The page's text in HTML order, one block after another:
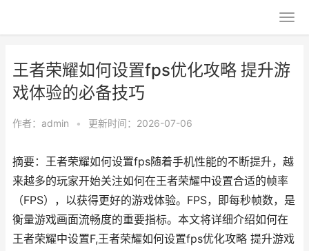
王者荣耀如何设置fps优化攻略 提升游
戏体验的必备技巧
作者： admin • 更新时间：2026-07-06
摘要：王者荣耀如何设置fps随着手机性能的不断提升，越
来越多的玩家开始关注如何在王者荣耀中设置合适的帧率
（FPS），以获得更好的游戏体验。FPS，即每秒帧数，是
衡量游戏画面流畅度的重要指标。本文将详细介绍如何在
王者荣耀中设置F,王者荣耀如何设置fps优化攻略 提升游戏